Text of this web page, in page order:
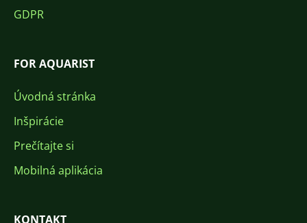
GDPR
FOR AQUARIST
Úvodná stránka
Inšpirácie
Prečítajte si
Mobilná aplikácia
KONTAKT